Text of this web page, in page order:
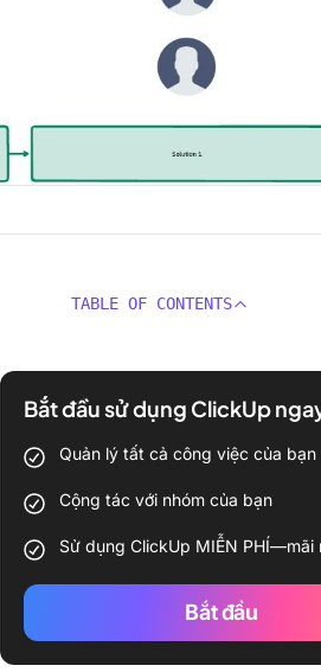
TABLE OF CONTENTS
Bắt đầu sử dụng ClickUp
Quản lý tất cả công việc của bạn
Cộng tác với nhóm của bạn
Sử dụng ClickUp MIỄN PHÍ—mãi
Bắt đầu